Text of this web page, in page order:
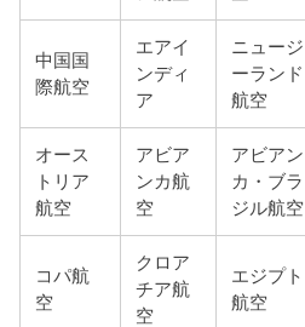
中国国
際航空
エアイ
ンディ
ア
ニュージ
ーランド
航空
オース
トリア
航空
アビア
ンカ航
空
アビアン
カ・ブラ
ジル航空
コパ航
空
クロア
チア航
空
エジプト
航空